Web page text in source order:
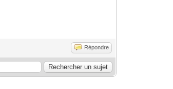
Répondre